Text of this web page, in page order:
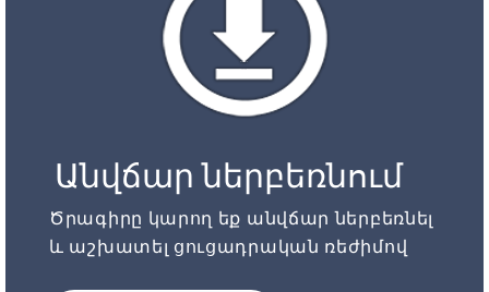
Անվճար ներբեռնում
Ծրագիրը կարող եք անվճար ներբեռնել
և աշխատել ցուցադրական ռեժիմով